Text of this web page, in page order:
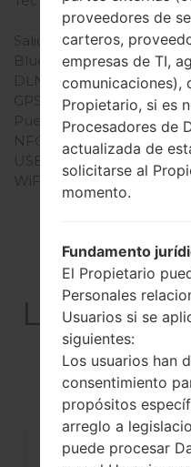
Salida de audio
Bluetooth
DLNA
GPS
Puerto infrarrojo
NFC
USB
WiFi
proveedores de
carteros,
empresas de TI,
comunicaciones),
Propietario, si es
Procesadores de
actualizada de
solicitarse al
momento.
Fundamento
El Propietario
Personales
Usuarios si se
siguientes:
Los usuarios han
consentimiento
propósitos
arreglo a
puede procesar